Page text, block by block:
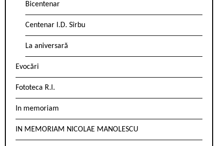
Bicentenar
Centenar I.D. Sîrbu
La aniversară
Evocări
Fototeca R.l.
In memoriam
IN MEMORIAM NICOLAE MANOLESCU